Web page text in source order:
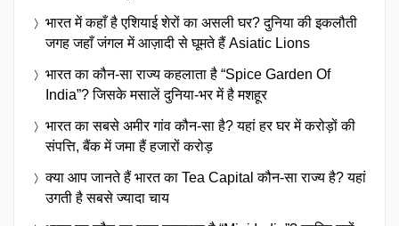
भारत में कहाँ है एशियाई शेरों का असली घर? दुनिया की इकलौती
जगह जहाँ जंगल में आज़ादी से घूमते हैं Asiatic Lions
भारत का कौन-सा राज्य कहलाता है “Spice Garden Of
India”? जिसके मसालें दुनिया-भर में है मशहूर
भारत का सबसे अमीर गांव कौन-सा है? यहां हर घर में करोड़ों की
संपत्ति, बैंक में जमा हैं हजारों करोड़
क्या आप जानते हैं भारत का Tea Capital कौन-सा राज्य है? यहां
उगती है सबसे ज्यादा चाय